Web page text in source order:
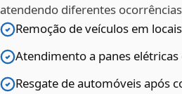
atendendo diferentes
Remoção de veículos em
Atendimento a panes elétricas
Resgate de automóveis após